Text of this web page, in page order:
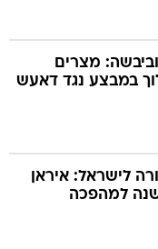
וביבשה: מצרים
במבצע נגד דאעש
לישראל: איראן
39 שנה למהפכה